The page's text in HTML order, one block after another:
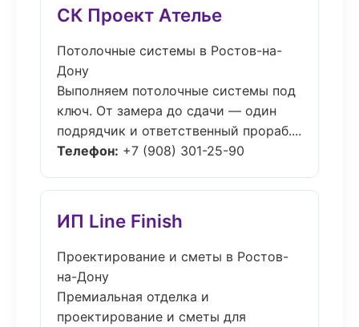
СК Проект Ателье
Потолочные системы в Ростов-на-
Дону
Выполняем потолочные системы под
ключ. От замера до сдачи — один
подрядчик и ответственный прораб....
Телефон: +7 (908) 301-25-90
ИП Line Finish
Проектирование и сметы в Ростов-
на-Дону
Премиальная отделка и
проектирование и сметы для